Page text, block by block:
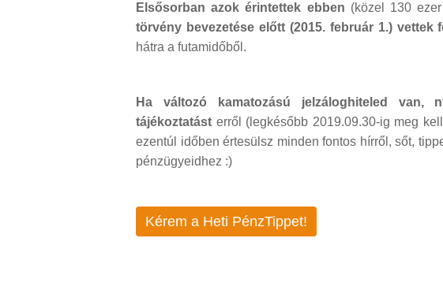
Elsősorban azok érintettek ebben (közel 130
törvény bevezetése előtt (2015. február 1.) vettek
hátra a futamidőből.
Ha változó kamatozású jelzáloghiteled
tájékoztatást erről (legkésőbb 2019.09.30-ig meg
ezentúl időben értesülsz minden fontos hírről, sőt,
pénzügyeidhez :)
Kérem a Heti PénzTippet!